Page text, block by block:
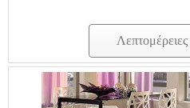
Λεπτομέρειες